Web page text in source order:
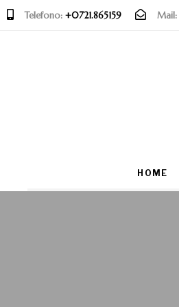
Telefono: +0721.865159 Mail:
HOME